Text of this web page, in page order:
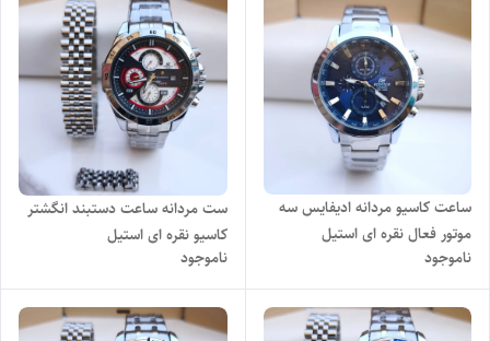
ساعت کاسیو مردانه ادیفایس سه
موتور فعال نقره ای استیل
ناموجود
ست مردانه ساعت دستبند انگشتر
کاسیو نقره ای استیل
ناموجود